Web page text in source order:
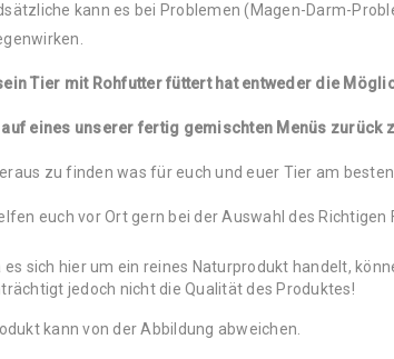
kann es bei Problemen (Magen-Darm-
Tier mit Rohfutter füttert hat entweder die
eines unserer fertig gemischten Menüs zurück
zu finden was für euch und euer Tier am
euch vor Ort gern bei der Auswahl des Richtigen
es sich hier um ein reines Naturprodukt handelt,
jedoch nicht die Qualität des Produktes!
kann von der Abbildung abweichen.